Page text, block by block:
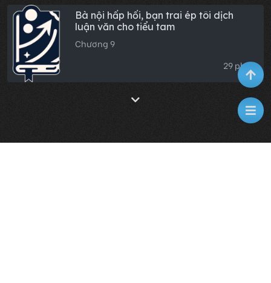
Bà nội hấp hối, bạn trai ép tôi dịch
luận văn cho tiểu tam
Chương 9
29 phút